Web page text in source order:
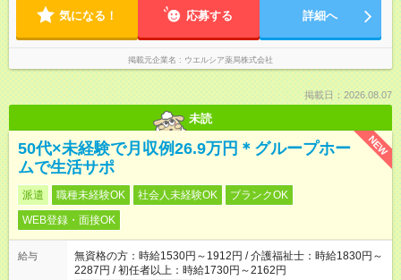
気になる！ 応募する 詳細へ
掲載元企業名 ウエルシア薬局株式会社
掲載日：2026.08.07
未読
NEW
50代×未経験で月収例26.9万円＊グループホー
ムで生活サポ
派遣 職種未経験OK 社会人未経験OK
ブランクOK
WEB登録・面接OK
給与
無資格の方：時給1530円～1912円 / 介護福祉士：時給1830円～
2287円 / 初任者以上：時給1730円～2162円